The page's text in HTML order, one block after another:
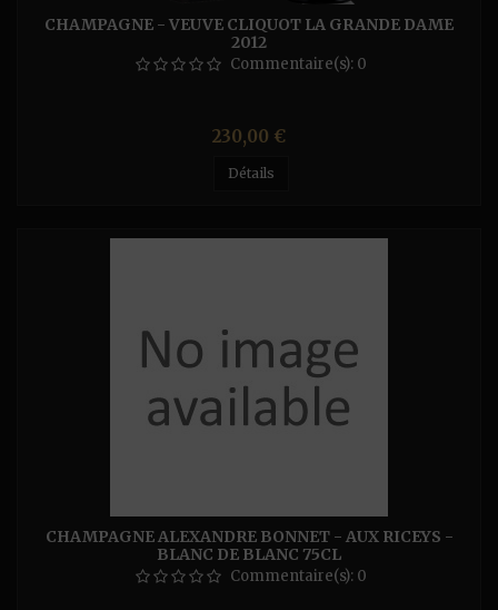
CHAMPAGNE - VEUVE CLIQUOT LA GRANDE DAME
2012
Commentaire(s): 0
Prix
230,00 €
Détails
CHAMPAGNE ALEXANDRE BONNET - AUX RICEYS -
BLANC DE BLANC 75CL
Commentaire(s): 0